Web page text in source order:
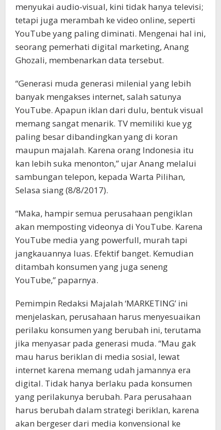
menyukai audio-visual, kini tidak hanya televisi;
tetapi juga merambah ke video online, seperti
YouTube yang paling diminati. Mengenai hal ini,
seorang pemerhati digital marketing, Anang
Ghozali, membenarkan data tersebut.
“Generasi muda generasi milenial yang lebih
banyak mengakses internet, salah satunya
YouTube. Apapun iklan dari dulu, bentuk visual
memang sangat menarik. TV memiliki kue yg
paling besar dibandingkan yang di koran
maupun majalah. Karena orang Indonesia itu
kan lebih suka menonton,” ujar Anang melalui
sambungan telepon, kepada Warta Pilihan,
Selasa siang (8/8/2017).
“Maka, hampir semua perusahaan pengiklan
akan memposting videonya di YouTube. Karena
YouTube media yang powerfull, murah tapi
jangkauannya luas. Efektif banget. Kemudian
ditambah konsumen yang juga seneng
YouTube,” paparnya.
Pemimpin Redaksi Majalah ‘MARKETING’ ini
menjelaskan, perusahaan harus menyesuaikan
perilaku konsumen yang berubah ini, terutama
jika menyasar pada generasi muda. “Mau gak
mau harus beriklan di media sosial, lewat
internet karena memang udah jamannya era
digital. Tidak hanya berlaku pada konsumen
yang perilakunya berubah. Para perusahaan
harus berubah dalam strategi beriklan, karena
akan bergeser dari media konvensional ke